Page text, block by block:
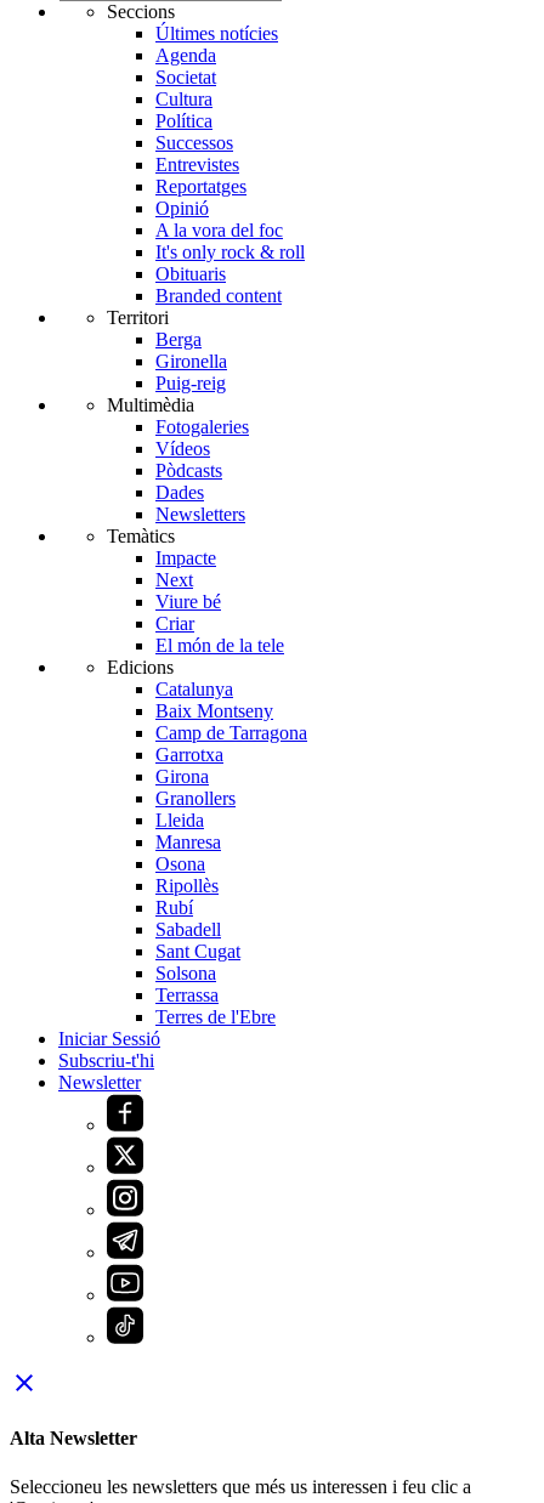
Seccions
Últimes notícies
Agenda
Societat
Cultura
Política
Successos
Entrevistes
Reportatges
Opinió
A la vora del foc
It's only rock & roll
Obituaris
Branded content
Territori
Berga
Gironella
Puig-reig
Multimèdia
Fotogaleries
Vídeos
Pòdcasts
Dades
Newsletters
Temàtics
Impacte
Next
Viure bé
Criar
El món de la tele
Edicions
Catalunya
Baix Montseny
Camp de Tarragona
Garrotxa
Girona
Granollers
Lleida
Manresa
Osona
Ripollès
Rubí
Sabadell
Sant Cugat
Solsona
Terrassa
Terres de l'Ebre
Iniciar Sessió
Subscriu-t'hi
Newsletter
close
Alta Newsletter
Seleccioneu les newsletters que més us interessen i feu clic a